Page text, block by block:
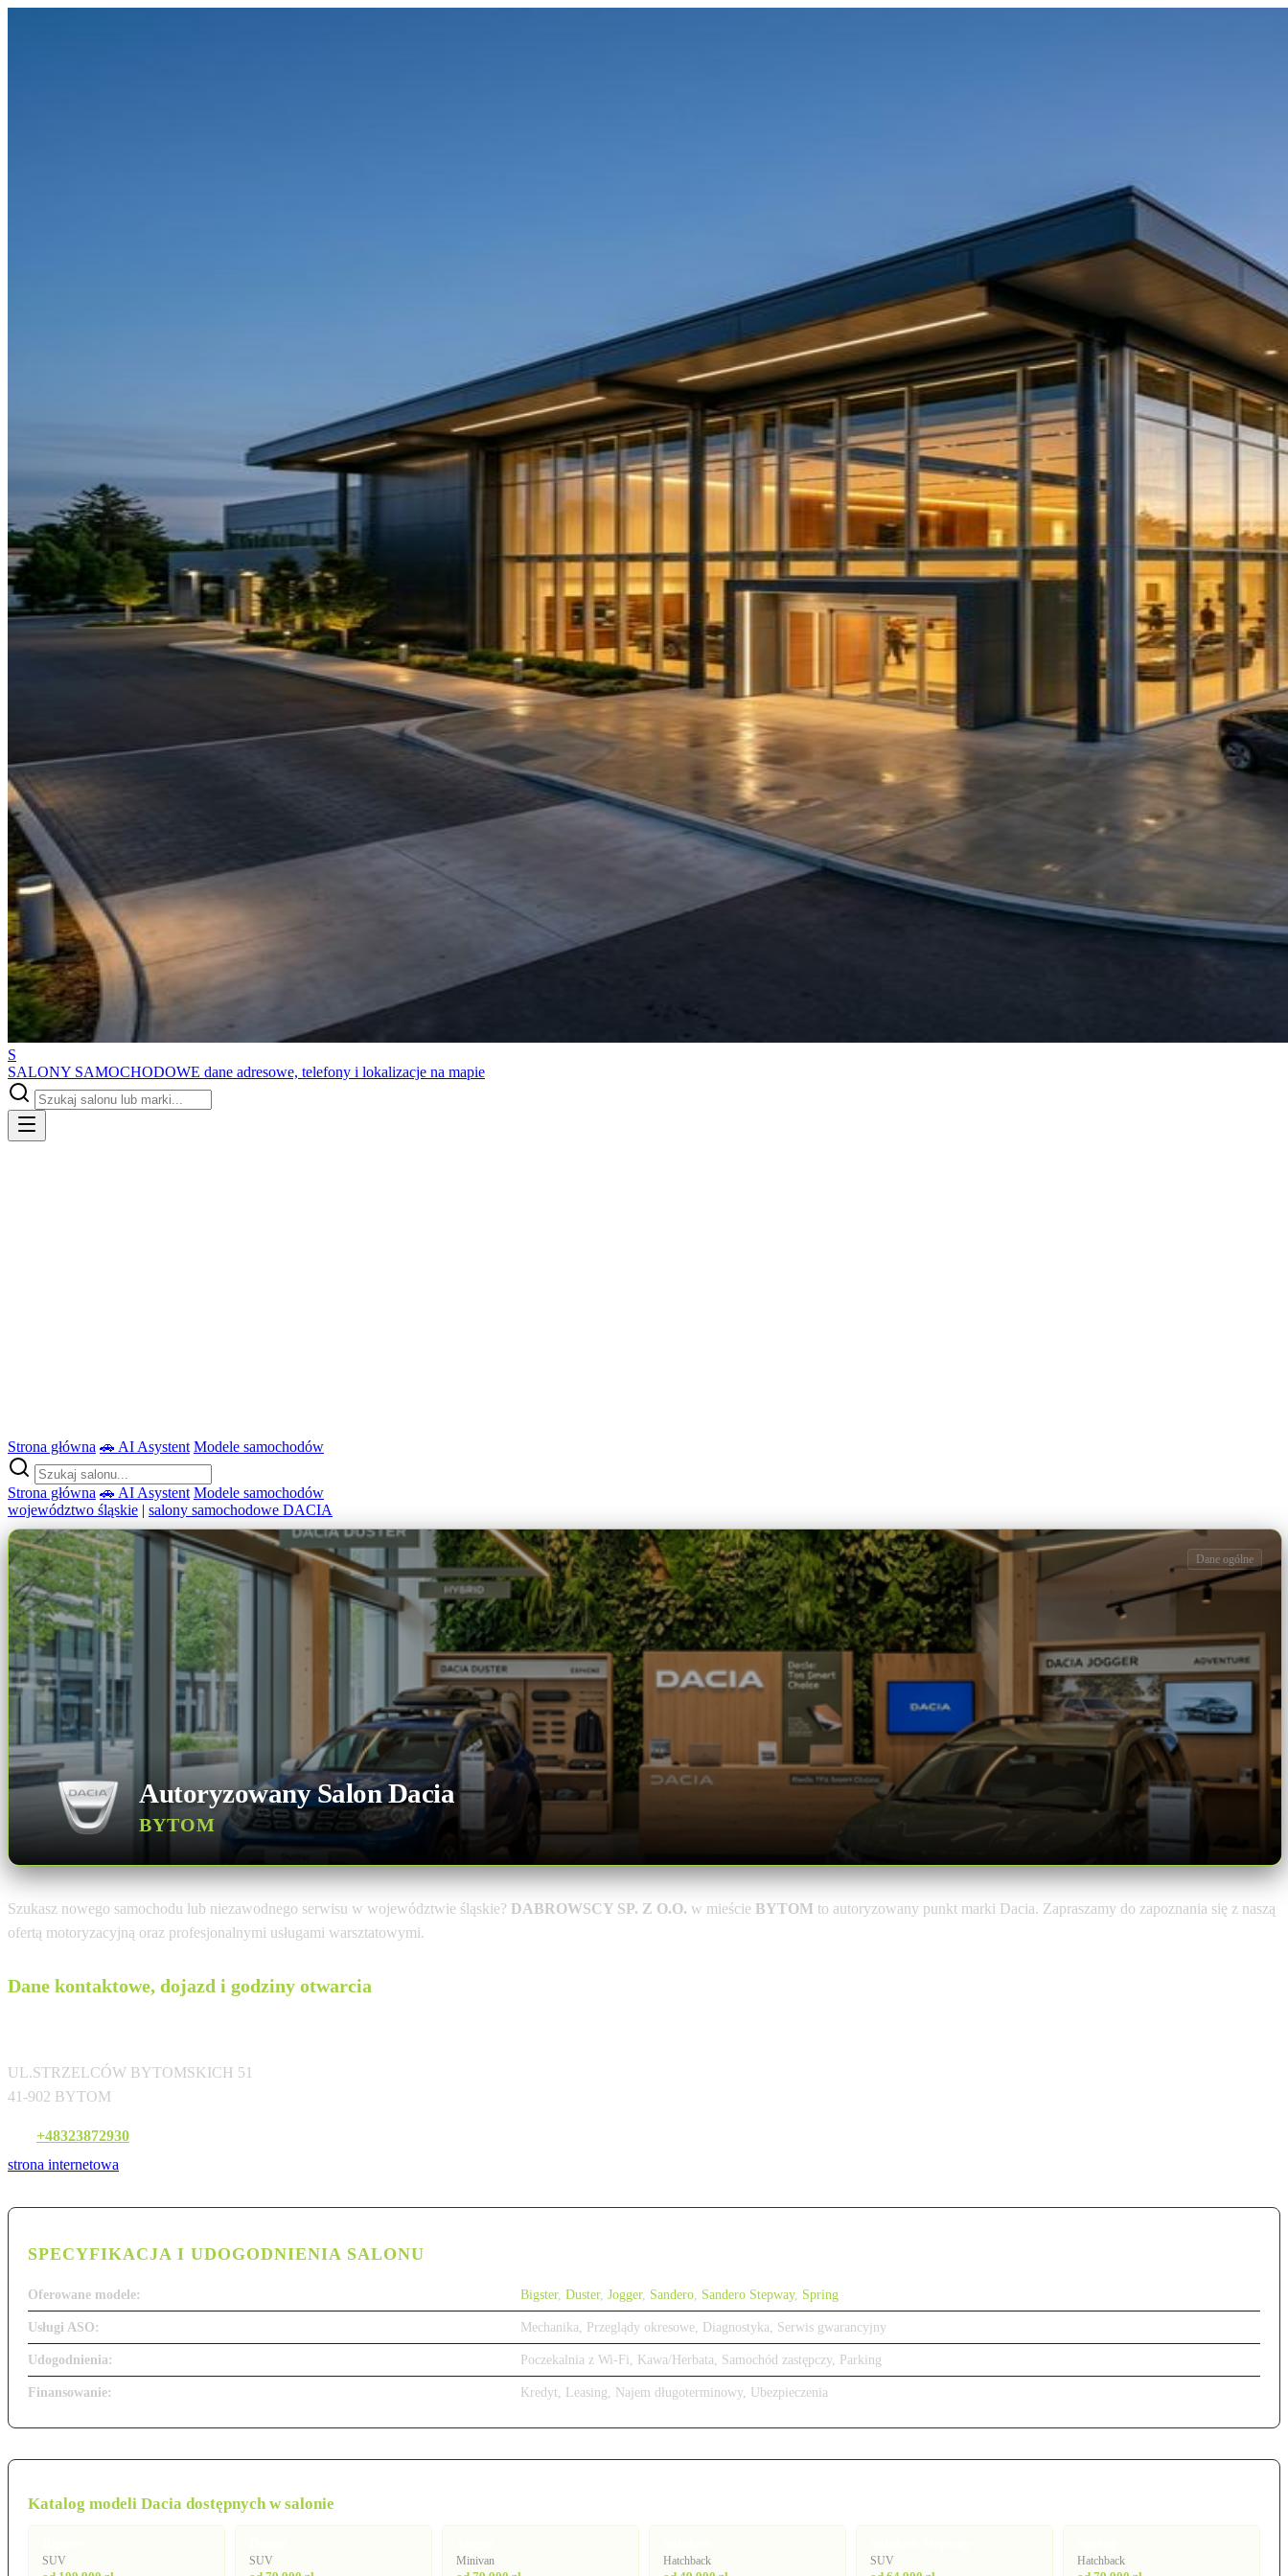
S
SALONY SAMOCHODOWE dane adresowe, telefony i lokalizacje na mapie
Strona główna 🚗 AI Asystent Modele samochodów
Strona główna 🚗 AI Asystent Modele samochodów
województwo śląskie | salony samochodowe DACIA
Autoryzowany Salon Dacia
BYTOM
Dane ogólne
Szukasz nowego samochodu lub niezawodnego serwisu w województwie śląskie? DABROWSCY SP. Z O.O. w mieście BYTOM to autoryzowany punkt marki Dacia. Zapraszamy do zapoznania się z naszą
ofertą motoryzacyjną oraz profesjonalnymi usługami warsztatowymi.
Dane kontaktowe, dojazd i godziny otwarcia
UL.STRZELCÓW BYTOMSKICH 51
41-902 BYTOM
+48323872930
strona internetowa
SPECYFIKACJA I UDOGODNIENIA SALONU
Oferowane modele: Bigster, Duster, Jogger, Sandero Sandero Stepway, Spring
Usługi ASO: Mechanika, Przeglądy okresowe, Diagnostyka, Serwis gwarancyjny
Udogodnienia: Poczekalnia z Wi-Fi, Kawa/Herbata, Samochód zastępczy, Parking
Finansowanie: Kredyt, Leasing, Najem długoterminowy, Ubezpieczenia
Katalog modeli Dacia dostępnych w salonie
SUV SUV Minivan Hatchback SUV Hatchback